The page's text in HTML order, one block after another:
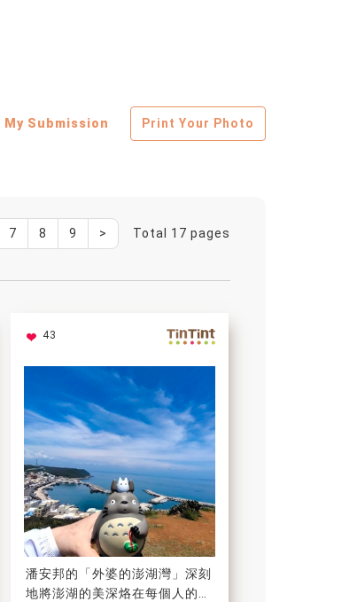
My Submission Print Your Photo
7 8 9 > Total 17 pages
43
潘安邦的「外婆的澎湖灣」深刻
地將澎湖的美深烙在每個人的心